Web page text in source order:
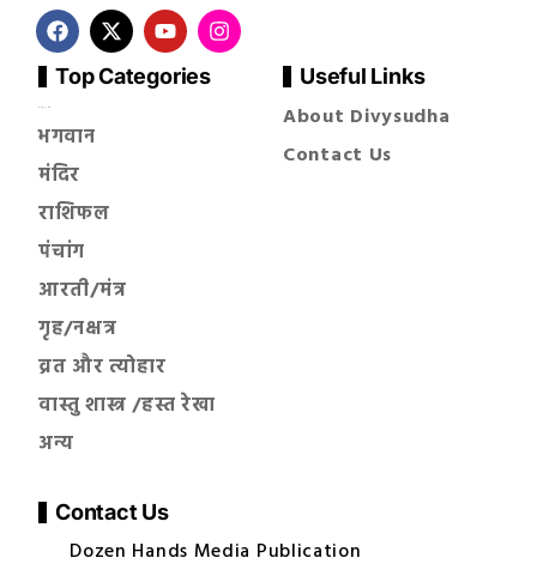
Top Categories
भगवान
मंदिर
राशिफल
पंचांग
आरती/मंत्र
गृह/नक्षत्र
व्रत और त्योहार
वास्तु शास्त्र /हस्त रेखा
अन्य
Useful Links
About Divysudha
Contact Us
Contact Us
Dozen Hands Media Publication